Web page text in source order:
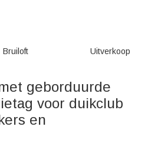
Bruiloft Uitverkoop
geborduurde
voor duikclub
en